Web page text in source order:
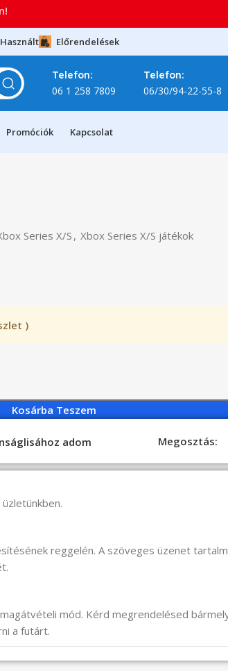
Használt Előrendelések
Telefon:
06 1 258 7809
Telefon:
06/30/94-22-55-8
Promóciók Kapcsolat
Series X/S, Xbox Series X/S játékok
)
Kosárba Teszem
adom Megosztás:
reggelén. A szöveges üzenet
mód. Kérd megrendelésed
a futárt.